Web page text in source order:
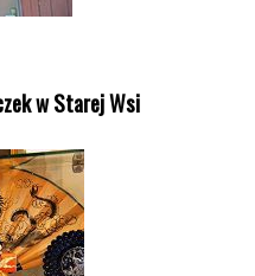
w Starej Wsi